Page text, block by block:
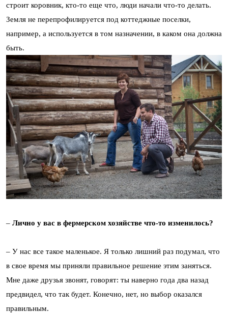
строит коровник, кто-то еще что, люди начали что-то делать.
Земля не перепрофилируется под коттеджные поселки,
например, а используется в том назначении, в каком она должна
быть.
– Лично у вас в фермерском хозяйстве что-то изменилось?
– У нас все такое маленькое. Я только лишний раз подумал, что
в свое время мы приняли правильное решение этим заняться.
Мне даже друзья звонят, говорят: ты наверно года два назад
предвидел, что так будет. Конечно, нет, но выбор оказался
правильным.